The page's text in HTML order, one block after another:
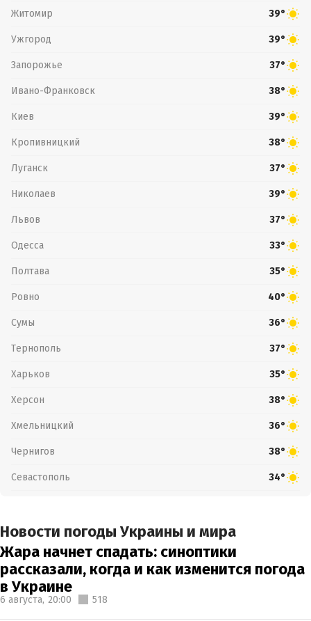
Житомир 39°
Ужгород 39°
Запорожье 37°
Ивано-Франковск 38°
Киев 39°
Кропивницкий 38°
Луганск 37°
Николаев 39°
Львов 37°
Одесса 33°
Полтава 35°
Ровно 40°
Сумы 36°
Тернополь 37°
Харьков 35°
Херсон 38°
Хмельницкий 36°
Чернигов 38°
Севастополь 34°
Новости погоды Украины и мира
Жара начнет спадать: синоптики
рассказали, когда и как изменится погода
в Украине
6 августа, 20:00 518